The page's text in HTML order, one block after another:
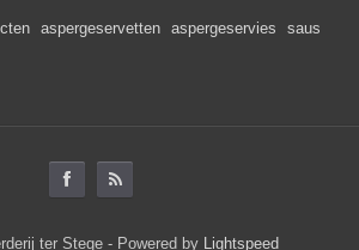
aspergeservetten aspergeservies
saus
ter Stege - Powered by Lightspeed